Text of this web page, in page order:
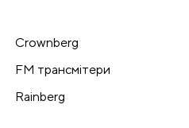
Crownberg
FM трансмітери
Rainberg